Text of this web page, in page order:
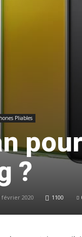
Pliables
?
février 2020 1100